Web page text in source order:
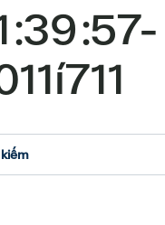
2011